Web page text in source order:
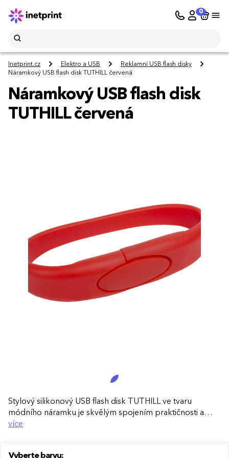
0
Inetprint.cz Elektro a USB
Reklamní USB flash disky
Náramkový USB flash disk TUTHILL červená
Náramkový USB flash disk
TUTHILL červená
Stylový silikonový USB flash disk TUTHILL ve tvaru
módního náramku je skvělým spojením praktičnosti a
originality. Perfektní doplněk pro každodenní přenos dat
více
Vyberte barvu: